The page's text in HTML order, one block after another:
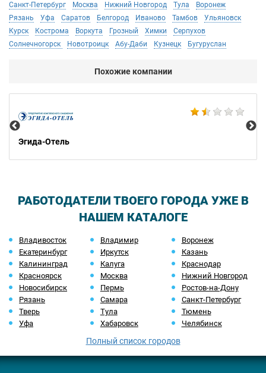
Санкт-Петербург Москва Нижний Новгород Тула
Воронеж
Рязань
Уфа Саратов Белгород Иваново Тамбов
Ульяновск
Курск
Кострома Воркута Грозный Химки
Серпухов
Солнечногорск
Новотроицк Абу-Даби Кузнецк Бугуруслан
Похожие компании
Эгида-Отель
РАБОТОДАТЕЛИ ТВОЕГО ГОРОДА УЖЕ В
НАШЕМ КАТАЛОГЕ
Владивосток Владимир
Воронеж
Екатеринбург
Иркутск
Казань
Калининград
Калуга
Краснодар
Красноярск
Москва
Нижний Новгород
Новосибирск
Пермь
Ростов-на-Дону
Рязань
Самара
Санкт-Петербург
Тверь
Тула
Тюмень
Уфа
Хабаровск Челябинск
Полный список городов